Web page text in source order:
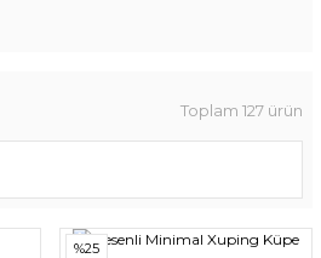
Toplam 127 ürün
%25